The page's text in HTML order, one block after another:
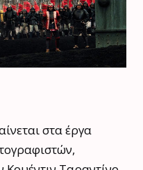
στα έργα